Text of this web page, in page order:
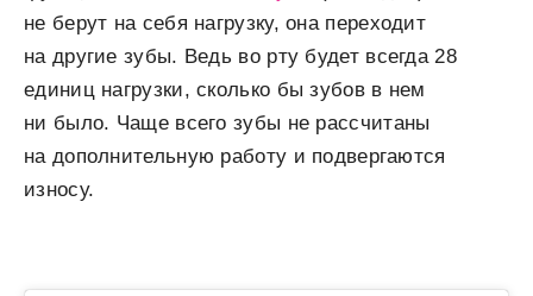
не берут на себя нагрузку, она переходит
на другие зубы. Ведь во рту будет всегда 28
единиц нагрузки, сколько бы зубов в нем
ни было. Чаще всего зубы не рассчитаны
на дополнительную работу и подвергаются
износу.